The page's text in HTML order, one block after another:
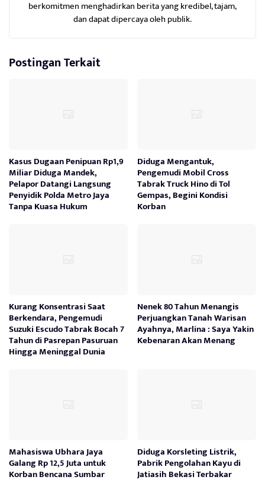
berkomitmen menghadirkan berita yang kredibel, tajam,
dan dapat dipercaya oleh publik.
Postingan Terkait
Kasus Dugaan Penipuan Rp1,9
Miliar Diduga Mandek,
Pelapor Datangi Langsung
Penyidik Polda Metro Jaya
Tanpa Kuasa Hukum
Diduga Mengantuk,
Pengemudi Mobil Cross
Tabrak Truck Hino di Tol
Gempas, Begini Kondisi
Korban
Kurang Konsentrasi Saat
Berkendara, Pengemudi
Suzuki Escudo Tabrak Bocah 7
Tahun di Pasrepan Pasuruan
Hingga Meninggal Dunia
Nenek 80 Tahun Menangis
Perjuangkan Tanah Warisan
Ayahnya, Marlina : Saya Yakin
Kebenaran Akan Menang
Mahasiswa Ubhara Jaya
Galang Rp 12,5 Juta untuk
Korban Bencana Sumbar
Diduga Korsleting Listrik,
Pabrik Pengolahan Kayu di
Jatiasih Bekasi Terbakar